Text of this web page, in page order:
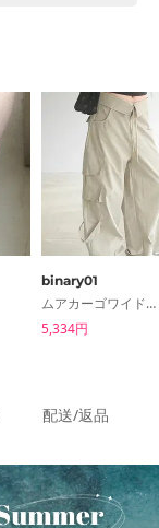
binary01
ムアカーゴワイドパンツ
5,334円
配送/返品